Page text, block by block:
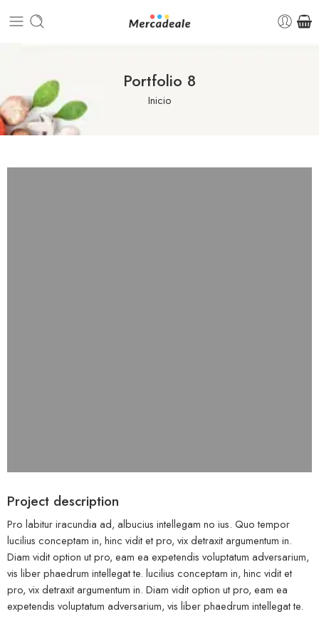
Portfolio 8
Inicio
Project description
Pro labitur iracundia ad, albucius intellegam no ius. Quo tempor
lucilius conceptam in, hinc vidit et pro, vix detraxit argumentum in.
Diam vidit option ut pro, eam ea expetendis voluptatum adversarium,
vis liber phaedrum intellegat te. lucilius conceptam in, hinc vidit et
pro, vix detraxit argumentum in. Diam vidit option ut pro, eam ea
expetendis voluptatum adversarium, vis liber phaedrum intellegat te.